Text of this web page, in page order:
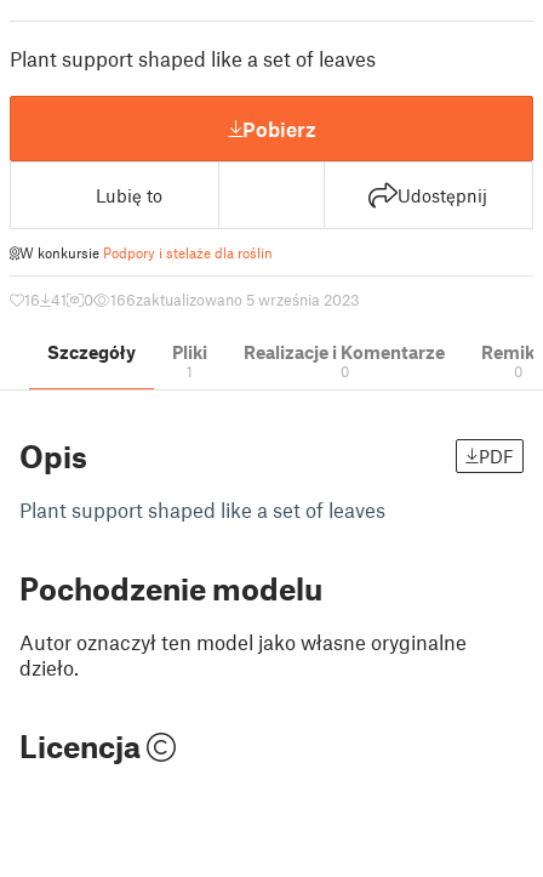
Plant support shaped like a set of leaves
Pobierz
Lubię to Udostępnij
W konkursie Podpory i stelaże dla roślin
16 41 0 166zaktualizowano 5 września 2023
Szczegóły Pliki
1
Realizacje i Komentarze
0 0
Opis PDF
Plant support shaped like a set of leaves
Pochodzenie modelu
Autor oznaczył ten model jako własne oryginalne
dzieło.
Licencja